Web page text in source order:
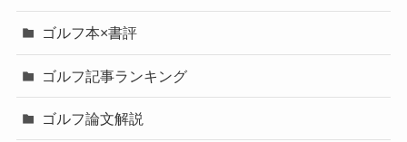
ゴルフ本×書評
ゴルフ記事ランキング
ゴルフ論文解説